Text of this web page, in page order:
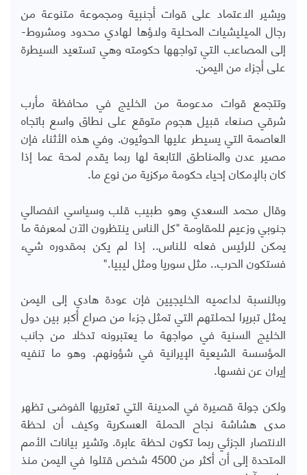
ويشير الاعتماد على قوات أجنبية ومجموعة متنوعة من
رجال الميليشيات المحلية ولاؤها لهادي محدود ومشروط-
إلى المصاعب التي تواجهها حكومته وهي تستعيد السيطرة
على أجزاء من اليمن.
وتتجمع قوات مدعومة من الخليج في محافظة مأرب
شرقي صنعاء قبيل هجوم متوقع على نطاق واسع باتجاه
العاصمة التي يسيطر عليها الحوثيون. وفي هذه الأثناء فإن
مصير عدن والمناطق التابعة لها ربما يقدم لمحة عما إذا
كان بالإمكان إحياء حكومة مركزية من نوع ما.
وقال محمد السعدي وهو طبيب قلب وسياسي انفصالي
جنوبي وزعيم للمقاومة "كل الناس ينتظرون الآن لمعرفة ما
يمكن للرئيس فعله للناس.. إذا لم يكن بمقدوره شيء
فستكون الحرب.. مثل سوريا ومثل ليبيا."
وبالنسبة لداعميه الخليجيين فإن عودة هادي إلى اليمن
يمثل تبريرا لحملتهم التي تمثل جزءا من صراع أكبر بين دول
الخليج السنية في مواجهة ما يعتبرونه تدخلا من جانب
المؤسسة الشيعية الإيرانية في شؤونهم. وهو ما تنفيه
إيران عن نفسها.
ولكن جولة قصيرة في المدينة التي تعتريها الفوضى تظهر
مدى هشاشة نجاح الحملة العسكرية وكيف أن لحظة
الانتصار الجزئي ربما تكون لحظة عابرة. وتشير بيانات الأمم
المتحدة إلى أن أكثر من 4500 شخص قتلوا في اليمن منذ